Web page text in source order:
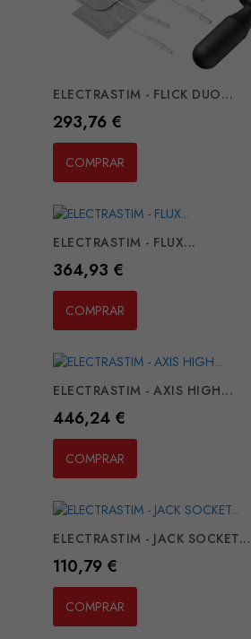
ELECTRASTIM - FLICK DUO...
Preço
293,76 €
COMPRAR
ELECTRASTIM - FLUX...
Preço
364,93 €
COMPRAR
ELECTRASTIM - AXIS HIGH...
Preço
446,24 €
COMPRAR
ELECTRASTIM - JACK SOCKET...
Preço
110,79 €
COMPRAR